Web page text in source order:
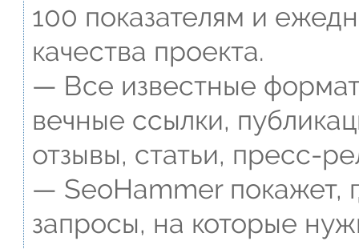
100 показателям и
качества проекта.
— Все известные
вечные ссылки,
отзывы, статьи, пресс-
— SeoHammer покажет,
запросы, на которые